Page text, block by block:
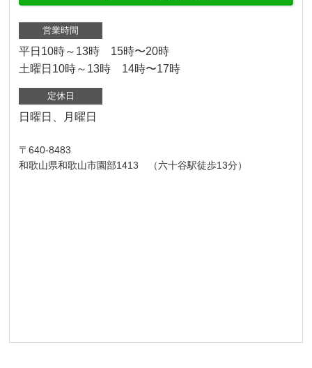
営業時間
平日10時～13時 15時〜20時
土曜日10時～13時 14時〜17時
定休日
日曜日、月曜日
〒640-8483
和歌山県和歌山市園部1413 （六十谷駅徒歩13分）